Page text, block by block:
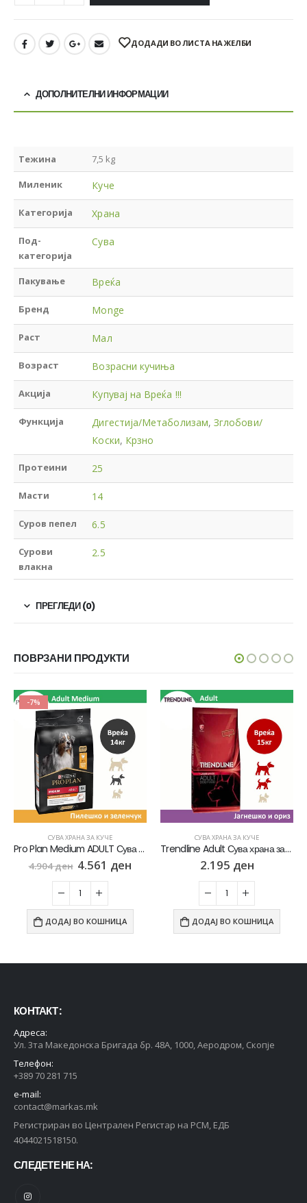
ДОДАДИ ВО ЛИСТА НА ЖЕЛБИ
ДОПОЛНИТЕЛНИ ИНФОРМАЦИИ
Тежина 7,5 kg
Миленик Куче
Категорија Храна
Под-
категорија
Сува
Пакување Вреќа
Бренд Monge
Раст Мал
Возраст Возрасни кучиња
Акција Купувај на Вреќа !!!
Функција Дигестија/Метаболизам,Зглобови/
Коски, Крзно
Протеини 25
Масти 14
Суров пепел 6.5
Сурови
влакна
2.5
ПРЕГЛЕДИ (0)
ПОВРЗАНИ ПРОДУКТИ
-7%
СУВА ХРАНА ЗА КУЧЕ
Pro Plan Medium ADULT Сува храна за Возрасни кучиња од Среден раст со Пилешко [Вреќа 14кг]
4.904ден 4.561 ден
ДОДАЈ ВО КОШНИЦА
СУВА ХРАНА ЗА КУЧЕ
Trendline Adult Сува храна за Возрасни кучиња со Јагнешко и ориз [Вреќа 15кг]
2.195 ден
ДОДАЈ ВО КОШНИЦА
КОНТАКТ :
Адреса:
Ул. 3та Македонска Бригада бр. 48А, 1000, Аеродром, Скопје
Телефон:
+389 70 281 715
e-mail:
contact@markas.mk
Регистриран во Централен Регистар на РСМ, ЕДБ
4044021518150.
СЛЕДЕТЕ НЕ НА: